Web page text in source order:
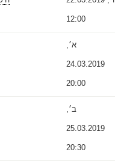
12:00
א׳,
24.03.2019
20:00
ב׳,
25.03.2019
20:30